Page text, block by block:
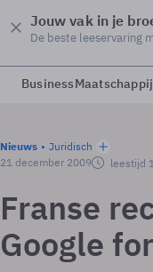
Jouw vak in je
De beste leeservaring
BusinessMaatschappij
Nieuws
Juridisch
21 december 2009
leestijd
Franse
Google